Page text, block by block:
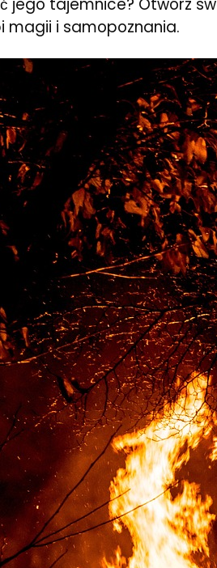
tajemnice? Otwórz
magii i samopoznania.